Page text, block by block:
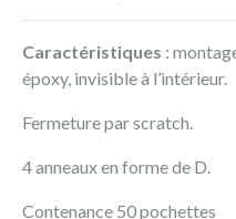
Caractéristiques :
époxy, invisible à l’intérieur.
Fermeture par scratch.
4 anneaux en forme de D.
Contenance 50 pochettes